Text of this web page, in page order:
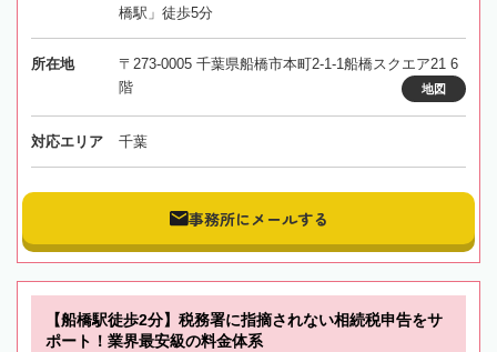
橋駅」徒歩5分
所在地
〒273-0005 千葉県船橋市本町2-1-1船橋スクエア21 6
階
地図
対応エリア 千葉
事務所にメールする
【船橋駅徒歩2分】税務署に指摘されない相続税申告をサ
ポート！業界最安級の料金体系